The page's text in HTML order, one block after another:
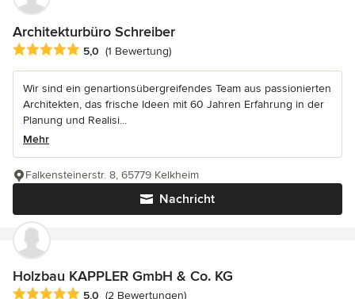
Architekturbüro Schreiber
Durchschnittliche Bewertung: 5 von 5 Sternen
5,0 (1 Bewertung)
Wir sind ein genartionsübergreifendes Team aus passionierten
Architekten, das frische Ideen mit 60 Jahren Erfahrung in der
Planung und Realisi...
Mehr
Nachricht
Falkensteinerstr. 8, 65779 Kelkheim
Holzbau KAPPLER GmbH & Co. KG
Durchschnittliche Bewertung: 5 von 5 Sternen
5,0 (2 Bewertungen)